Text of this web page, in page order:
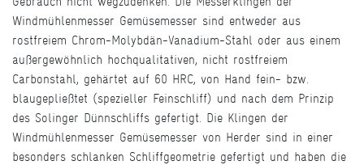
Windmühlenmesser Gemüsemesser sind entweder aus
rostfreiem Chrom-Molybdän-Vanadium-Stahl oder aus einem
außergewöhnlich hochqualitativen, nicht rostfreiem
Carbonstahl, gehärtet auf 60 HRC, von Hand fein- bzw.
blaugepließtet (spezieller Feinschliff) und nach dem Prinzip
des Solinger Dünnschliffs gefertigt. Die Klingen der
Windmühlenmesser Gemüsemesser von Herder sind in einer
besonders schlanken Schliffgeometrie gefertigt und haben die